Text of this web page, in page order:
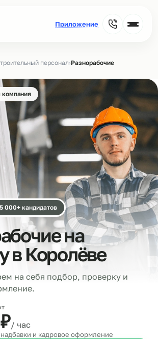
персонал›Разнорабочие
компания
000+ кандидатов
на
вКоролёве
на себя подбор, проверку и
₽/ час
и кадровое оформление